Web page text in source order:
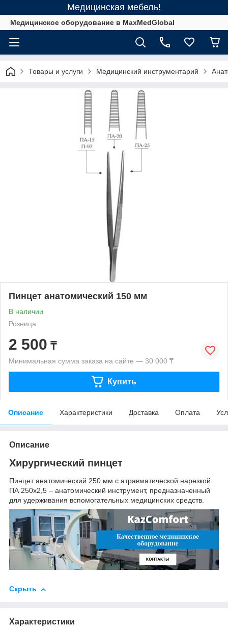
Медицинская мебель!
Медицинское оборудование в MaxMedGlobal
Товары и услуги Медицинский инструментарий
Пинцет анатомический 150 мм
В наличии
Розница
2 500 ₸
Минимальная сумма заказа на сайте — 30 000 ₸
Купить
Описание Характеристики Доставка Оплата
Описание
Хирургический пинцет
Пинцет анатомический 250 мм с атравматической нарезкой
ПА 250х2,5 – анатомический инструмент, предназначенный
для удерживания вспомогательных медицинских средств.
Скрыть
Характеристики